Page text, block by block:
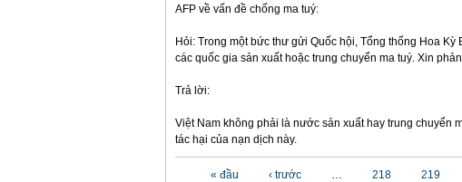
AFP về vấn đề chống ma tuý:
Hỏi: Trong một bức thư gửi Quốc hội, Tổng thống Hoa
các quốc gia sản xuất hoặc trung chuyển ma tuý. Xin
Trả lời:
Việt Nam không phải là nước sản xuất hay trung chuyển
tác hại của nạn dịch này.
« đầu ‹ trước … 218 219